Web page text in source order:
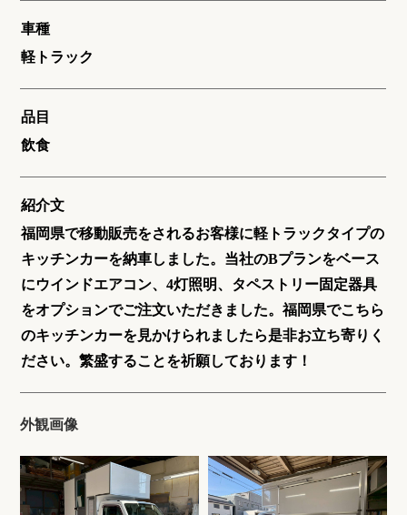
車種
軽トラック
品目
飲食
紹介文
福岡県で移動販売をされるお客様に軽トラックタイプの
キッチンカーを納車しました。当社のBプランをベース
にウインドエアコン、4灯照明、タペストリー固定器具
をオプションでご注文いただきました。福岡県でこちら
のキッチンカーを見かけられましたら是非お立ち寄りく
ださい。繁盛することを祈願しております！
外観画像